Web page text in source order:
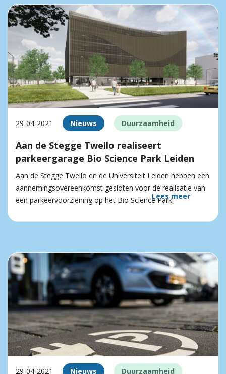
29-04-2021 Nieuws Duurzaamheid
Aan de Stegge Twello realiseert
parkeergarage Bio Science Park Leiden
Aan de Stegge Twello en de Universiteit Leiden hebben een
aannemingsovereenkomst gesloten voor de realisatie van
een parkeervoorziening op het Bio Science Park.
Lees meer
29-04-2021 Nieuws Duurzaamheid